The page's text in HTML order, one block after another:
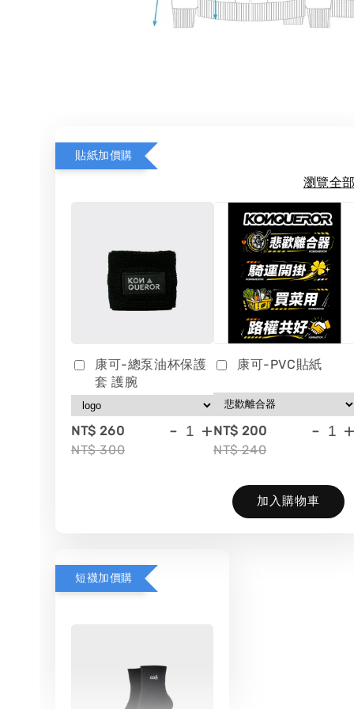
貼紙加價購
瀏覽全
康可-總泵油杯保護
套 護腕
NT$ 260
NT$ 300
- +
康可-PVC貼紙
NT$ 200
NT$ 240
-
加入購物車
短襪加價購